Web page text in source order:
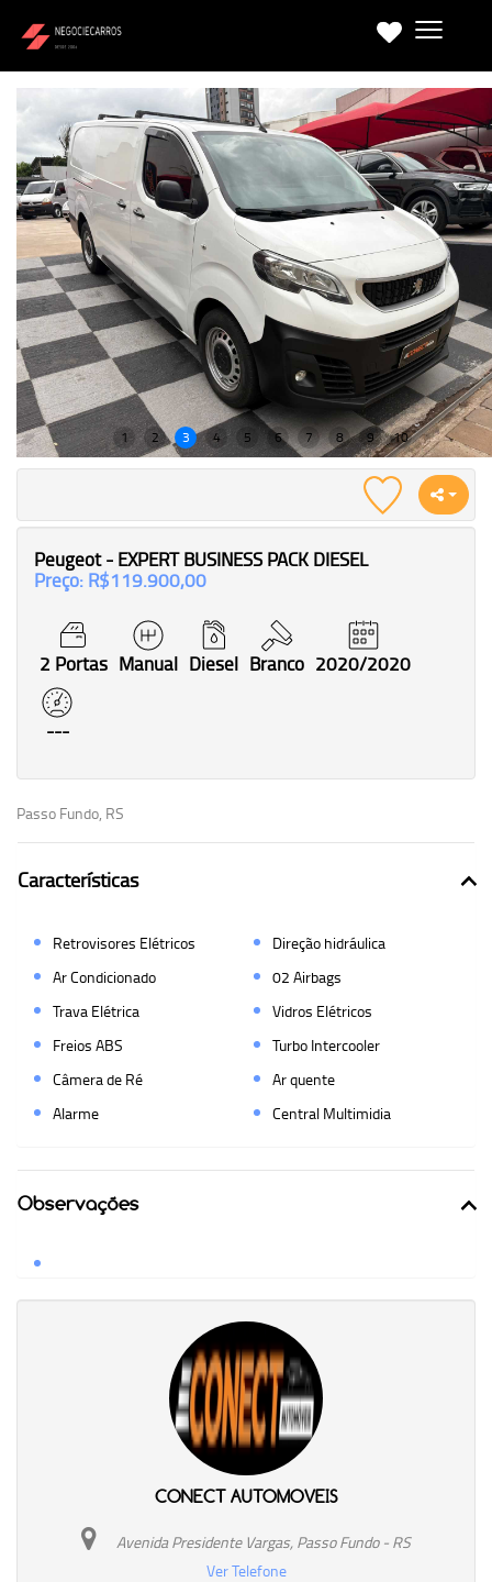
Peugeot - EXPERT BUSINESS PACK DIESEL
Preço: R$119.900,00
2 Portas Manual Diesel Branco 2020/2020
---
Passo Fundo, RS
Características
Retrovisores Elétricos
Direção hidráulica
Ar Condicionado
02 Airbags
Trava Elétrica
Vidros Elétricos
Freios ABS
Turbo Intercooler
Câmera de Ré
Ar quente
Alarme
Central Multimidia
Observações
CONECT AUTOMOVEIS
Avenida Presidente Vargas, Passo Fundo - RS
Ver Telefone